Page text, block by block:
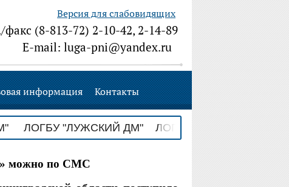
Версия для слабовидящих
факс (8-813-72) 2-10-42, 2-14-89
E-mail: luga-pni@yandex.ru
информация Контакты
"ЛУЖСКИЙ ДМ" ЛОГБУ "ЛУЖСКИЙ ДМ"
можно по СМС